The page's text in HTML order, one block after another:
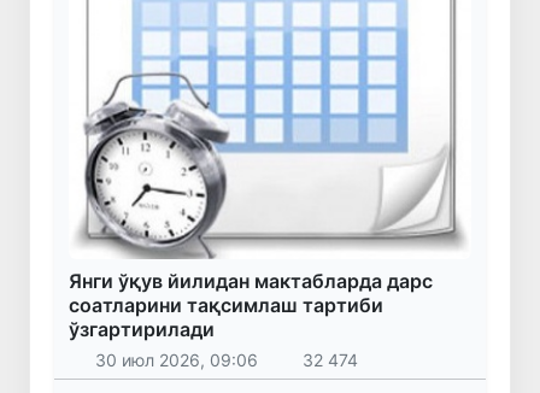
Янги ўқув йилидан мактабларда дарс
соатларини тақсимлаш тартиби
ўзгартирилади
30 июл 2026, 09:06 32 474